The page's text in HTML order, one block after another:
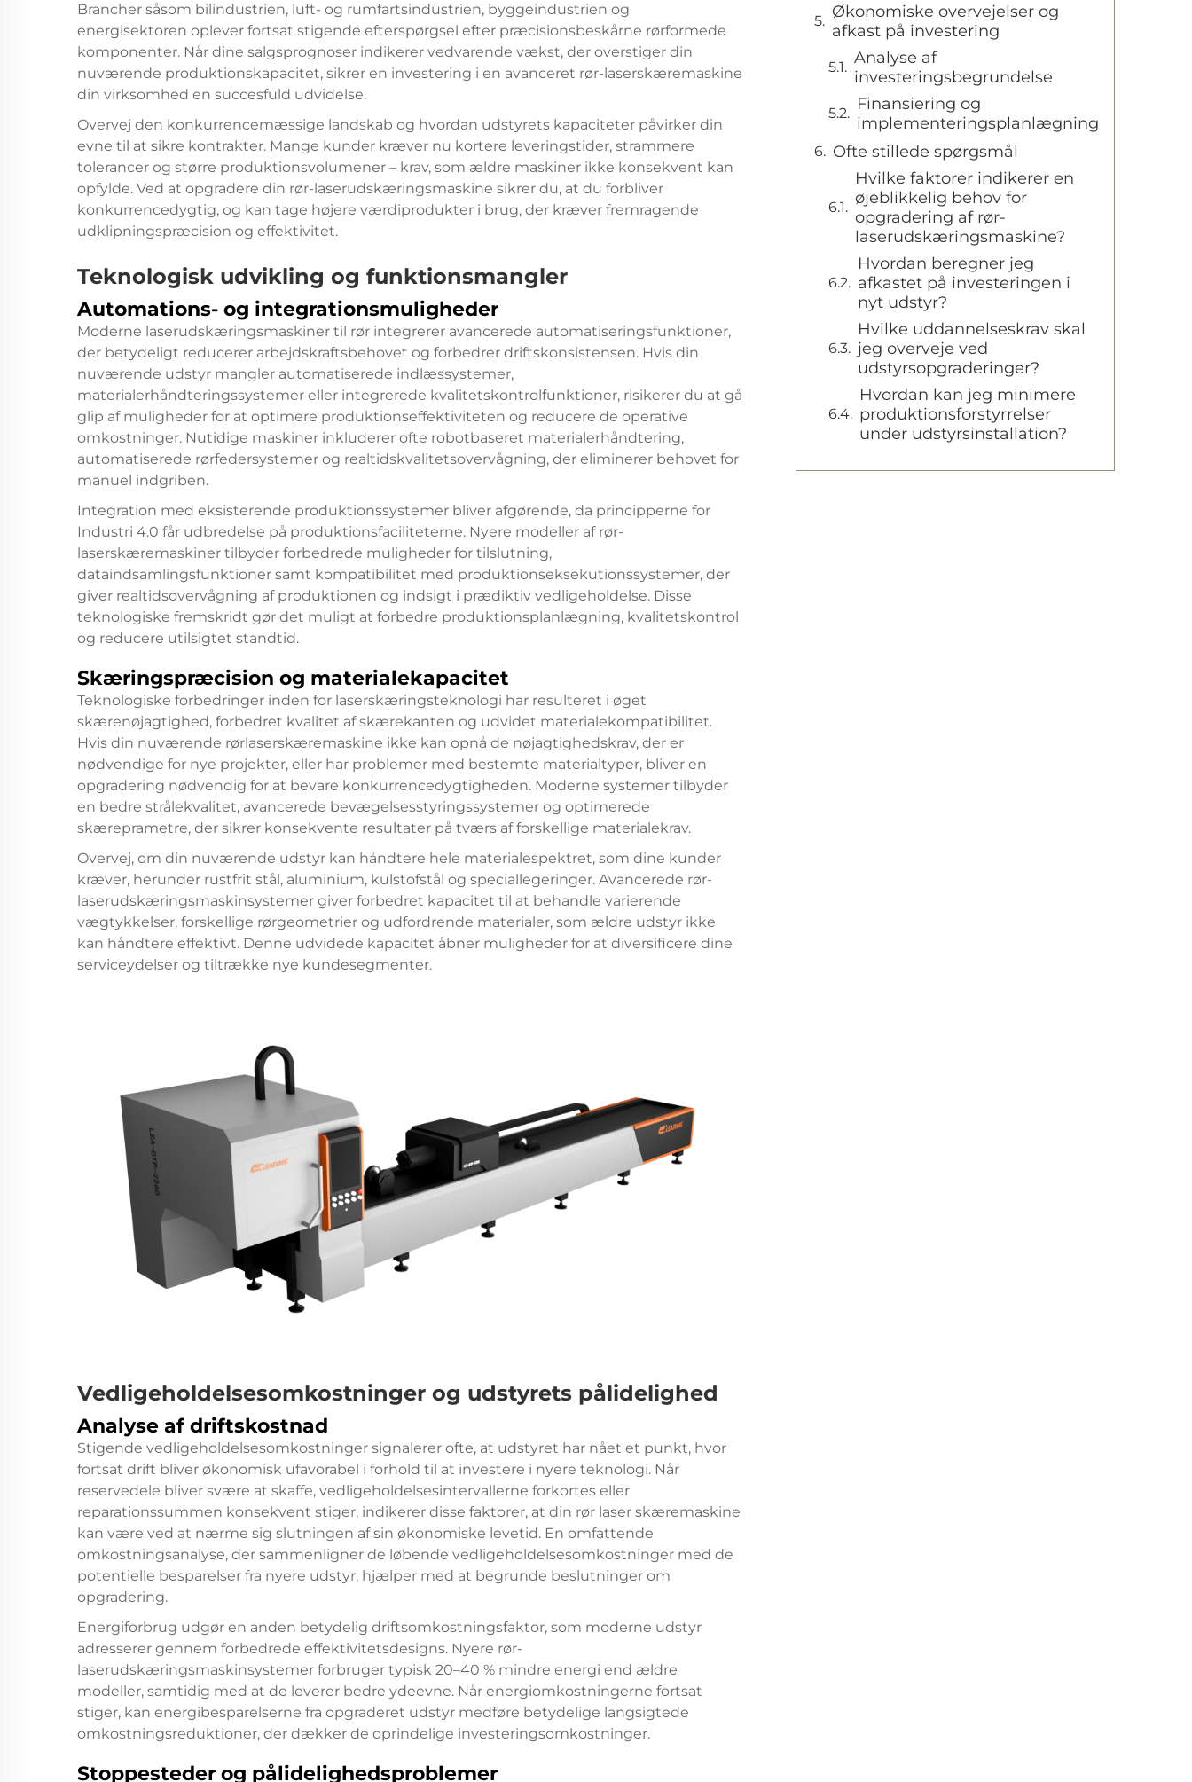
Brancher såsom bilindustrien, luft- og rumfartsindustrien, byggeindustrien og
energisektoren oplever fortsat stigende efterspørgsel efter præcisionsbeskårne rørformede
komponenter. Når dine salgsprognoser indikerer vedvarende vækst, der overstiger din
nuværende produktionskapacitet, sikrer en investering i en avanceret rør-laserskæremaskine
din virksomhed en succesfuld udvidelse.
Overvej den konkurrencemæssige landskab og hvordan udstyrets kapaciteter påvirker din
evne til at sikre kontrakter. Mange kunder kræver nu kortere leveringstider, strammere
tolerancer og større produktionsvolumener – krav, som ældre maskiner ikke konsekvent kan
opfylde. Ved at opgradere din rør-laserudskæringsmaskine sikrer du, at du forbliver
konkurrencedygtig, og kan tage højere værdiprodukter i brug, der kræver fremragende
udklipningspræcision og effektivitet.
Teknologisk udvikling og funktionsmangler
Automations- og integrationsmuligheder
Moderne laserudskæringsmaskiner til rør integrerer avancerede automatiseringsfunktioner,
der betydeligt reducerer arbejdskraftsbehovet og forbedrer driftskonsistensen. Hvis din
nuværende udstyr mangler automatiserede indlæssystemer,
materialerhåndteringssystemer eller integrerede kvalitetskontrolfunktioner, risikerer du at gå
glip af muligheder for at optimere produktionseffektiviteten og reducere de operative
omkostninger. Nutidige maskiner inkluderer ofte robotbaseret materialerhåndtering,
automatiserede rørfedersystemer og realtidskvalitetsovervågning, der eliminerer behovet for
manuel indgriben.
Integration med eksisterende produktionssystemer bliver afgørende, da principperne for
Industri 4.0 får udbredelse på produktionsfaciliteterne. Nyere modeller af rør-
laserskæremaskiner tilbyder forbedrede muligheder for tilslutning,
dataindsamlingsfunktioner samt kompatibilitet med produktionseksekutionssystemer, der
giver realtidsovervågning af produktionen og indsigt i prædiktiv vedligeholdelse. Disse
teknologiske fremskridt gør det muligt at forbedre produktionsplanlægning, kvalitetskontrol
og reducere utilsigtet standtid.
Skæringspræcision og materialekapacitet
Teknologiske forbedringer inden for laserskæringsteknologi har resulteret i øget
skærenøjagtighed, forbedret kvalitet af skærekanten og udvidet materialekompatibilitet.
Hvis din nuværende rørlaserskæremaskine ikke kan opnå de nøjagtighedskrav, der er
nødvendige for nye projekter, eller har problemer med bestemte materialtyper, bliver en
opgradering nødvendig for at bevare konkurrencedygtigheden. Moderne systemer tilbyder
en bedre strålekvalitet, avancerede bevægelsesstyringssystemer og optimerede
skæreprametre, der sikrer konsekvente resultater på tværs af forskellige materialekrav.
Overvej, om din nuværende udstyr kan håndtere hele materialespektret, som dine kunder
kræver, herunder rustfrit stål, aluminium, kulstofstål og speciallegeringer. Avancerede rør-
laserudskæringsmaskinsystemer giver forbedret kapacitet til at behandle varierende
vægtykkelser, forskellige rørgeometrier og udfordrende materialer, som ældre udstyr ikke
kan håndtere effektivt. Denne udvidede kapacitet åbner muligheder for at diversificere dine
serviceydelser og tiltrække nye kundesegmenter.
Vedligeholdelsesomkostninger og udstyrets pålidelighed
Analyse af driftskostnad
Stigende vedligeholdelsesomkostninger signalerer ofte, at udstyret har nået et punkt, hvor
fortsat drift bliver økonomisk ufavorabel i forhold til at investere i nyere teknologi. Når
reservedele bliver svære at skaffe, vedligeholdelsesintervallerne forkortes eller
reparationssummen konsekvent stiger, indikerer disse faktorer, at din rør laser skæremaskine
kan være ved at nærme sig slutningen af sin økonomiske levetid. En omfattende
omkostningsanalyse, der sammenligner de løbende vedligeholdelsesomkostninger med de
potentielle besparelser fra nyere udstyr, hjælper med at begrunde beslutninger om
opgradering.
Energiforbrug udgør en anden betydelig driftsomkostningsfaktor, som moderne udstyr
adresserer gennem forbedrede effektivitetsdesigns. Nyere rør-
laserudskæringsmaskinsystemer forbruger typisk 20–40 % mindre energi end ældre
modeller, samtidig med at de leverer bedre ydeevne. Når energiomkostningerne fortsat
stiger, kan energibesparelserne fra opgraderet udstyr medføre betydelige langsigtede
omkostningsreduktioner, der dækker de oprindelige investeringsomkostninger.
Stoppesteder og pålidelighedsproblemer
Økonomiske overvejelser og
afkast på investering
Analyse af
investeringsbegrundelse
Finansiering og
implementeringsplanlægning
Ofte stillede spørgsmål
Hvilke faktorer indikerer en
øjeblikkelig behov for
opgradering af rør-
laserudskæringsmaskine?
Hvordan beregner jeg
afkastet på investeringen i
nyt udstyr?
Hvilke uddannelseskrav skal
jeg overveje ved
udstyrsopgraderinger?
Hvordan kan jeg minimere
produktionsforstyrrelser
under udstyrsinstallation?